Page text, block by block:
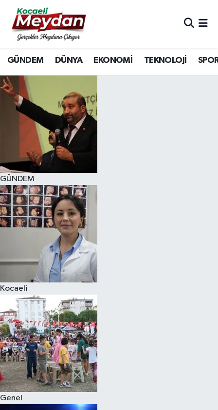
GÜNDEM DÜNYA EKONOMİ TEKNOLOJİ
GÜNDEM
Kocaeli
Genel
Nöbetçi Eczaneler
Hava Durumu
Trafik Durumu
Süper Lig Puan Durumu ve Fikstür
Tüm Manşetler
Son Dakika Haberleri
Haber Arşivi